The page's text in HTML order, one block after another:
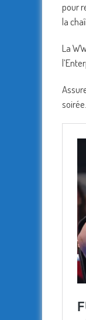
pour
la
La
soirée.